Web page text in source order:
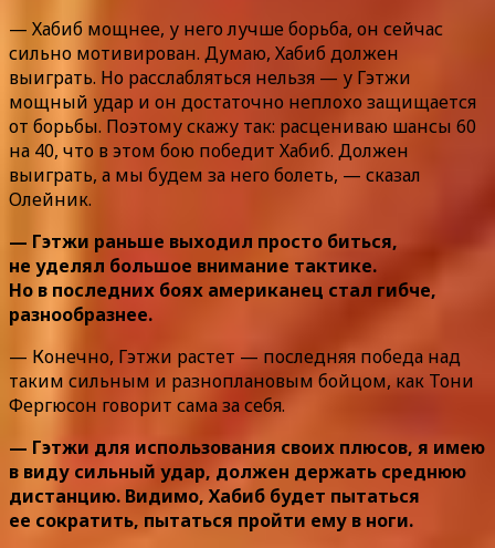
— Хабиб мощнее, у него лучше борьба, он сейчас
сильно мотивирован. Думаю, Хабиб должен
выиграть. Но расслабляться нельзя — у Гэтжи
мощный удар и он достаточно неплохо защищается
от борьбы. Поэтому скажу так: расцениваю шансы 60
на 40, что в этом бою победит Хабиб. Должен
выиграть, а мы будем за него болеть, — сказал
Олейник.
— Гэтжи раньше выходил просто биться,
не уделял большое внимание тактике.
Но в последних боях американец стал гибче,
разнообразнее.
— Конечно, Гэтжи растет — последняя победа над
таким сильным и разноплановым бойцом, как Тони
Фергюсон говорит сама за себя.
— Гэтжи для использования своих плюсов, я имею
в виду сильный удар, должен держать среднюю
дистанцию. Видимо, Хабиб будет пытаться
ее сократить, пытаться пройти ему в ноги.